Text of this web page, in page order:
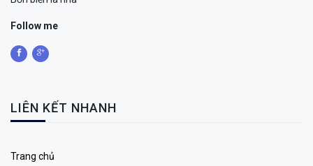
Follow me
LIÊN KẾT NHANH
Trang chủ